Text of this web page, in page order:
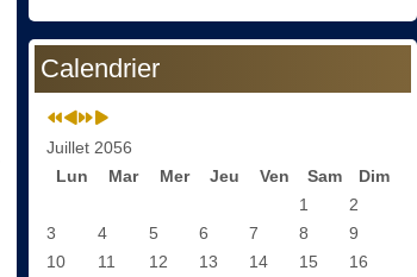
Calendrier
Juillet 2056
Lun
Mar Mer Jeu Ven Sam
Dim
1
2
3
4 5 6 7 8
9
10
11 12 13 14 15
16